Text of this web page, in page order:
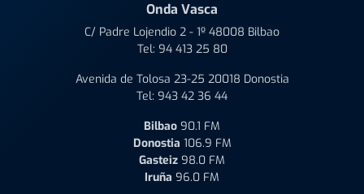
Onda Vasca
C/ Padre Lojendio 2 - 1º 48008 Bilbao
Tel: 94 413 25 80
Avenida de Tolosa 23-25 20018 Donostia
Tel: 943 42 36 44
Bilbao 90.1 FM
Donostia 106.9 FM
Gasteiz 98.0 FM
Iruña 96.0 FM